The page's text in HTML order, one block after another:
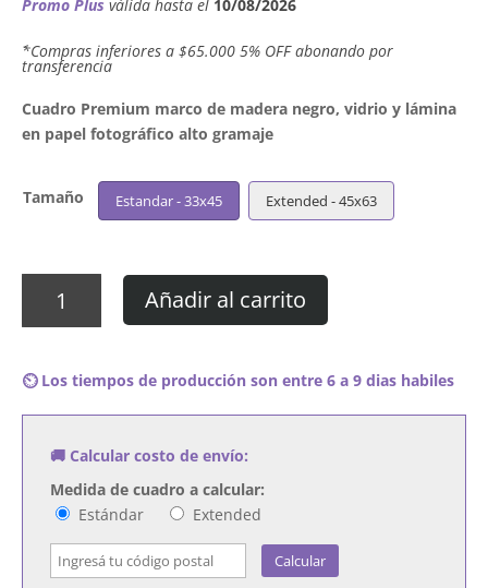
Promo Plus válida hasta el 10/08/2026
´*Compras inferiores a $65.000 5% OFF abonando por
transferencia
Cuadro Premium marco de madera negro, vidrio y lámina
en papel fotográfico alto gramaje
Tamaño Estandar - 33x45 Extended - 45x63
Visage
To
Diamonds
Añadir al carrito
⏲️ Los tiempos de producción son entre 6 a 9 dias habiles
🚚 Calcular costo de envío:
Medida de cuadro a calcular:
Estándar
Extended
Calcular